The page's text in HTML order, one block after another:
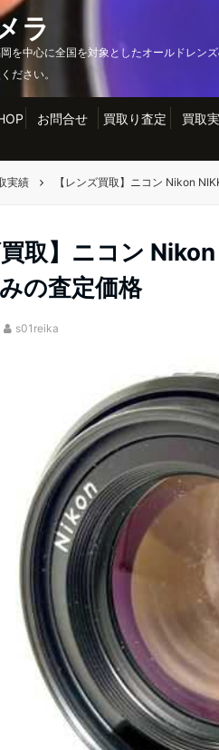
ラ
を中心に全国を対象としたオールドレン
ださい。
お問合せ 買取り査定 買取
実績 【レンズ買取】ニコン Nikon
買取】ニコン
の査定価格
s01reika